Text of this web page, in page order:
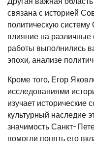
связана с историей
политическую
влияние на
работы выполнились
эпохи, анализе
Кроме того, Егор
исследованиями
изучает исторические
культурный наследие
значимость Санкт-
помогли понять его